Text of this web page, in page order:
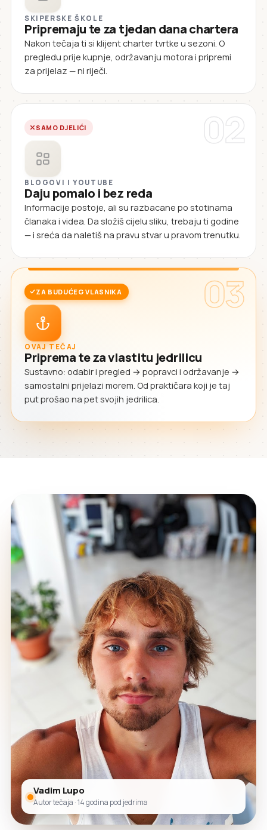
SKIPERSKE ŠKOLE
Pripremaju te za tjedan dana chartera
Nakon tečaja ti si klijent charter tvrtke u sezoni. O
pregledu prije kupnje, održavanju motora i pripremi
za prijelaz — ni riječi.
02
SAMO DJELIĆI
BLOGOVI I YOUTUBE
Daju pomalo i bez reda
Informacije postoje, ali su razbacane po stotinama
članaka i videa. Da složiš cijelu sliku, trebaju ti godine
— i sreća da naletiš na pravu stvar u pravom trenutku.
03
ZA BUDUĆEG VLASNIKA
OVAJ TEČAJ
Priprema te za vlastitu jedrilicu
Sustavno: odabir i pregled → popravci i održavanje →
samostalni prijelazi morem. Od praktičara koji je taj
put prošao na pet svojih jedrilica.
Vadim Lupo
Autor tečaja · 14 godina pod jedrima